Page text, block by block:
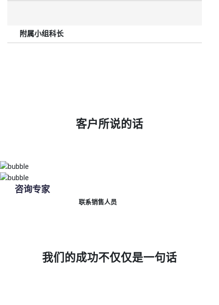
附属小组科长
客户所说的话
咨询专家
联系销售人员
我们的成功不仅仅是一句话